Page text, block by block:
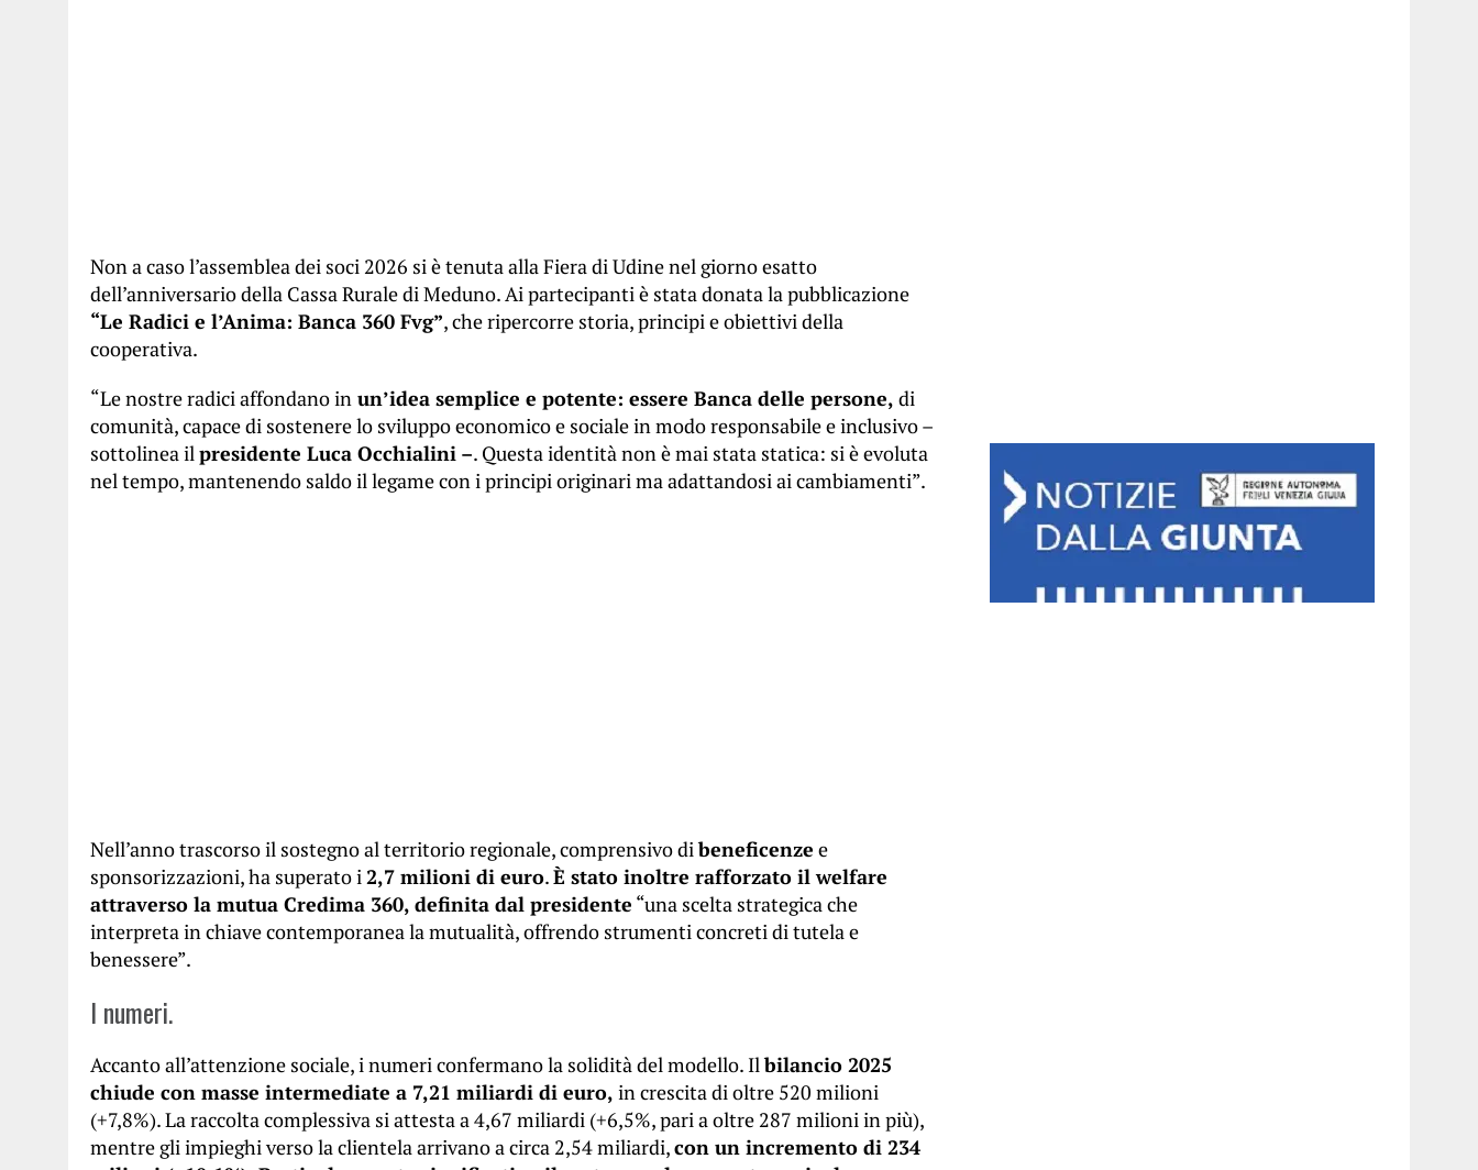
Non a caso l’assemblea dei soci 2026 si è tenuta alla Fiera di Udine nel giorno esatto
dell’anniversario della Cassa Rurale di Meduno. Ai partecipanti è stata donata la pubblicazione
“Le Radici e l’Anima: Banca 360 Fvg”, che ripercorre storia, principi e obiettivi della
cooperativa.
“Le nostre radici affondano in un’idea semplice e potente: essere Banca delle persone, di
comunità, capace di sostenere lo sviluppo economico e sociale in modo responsabile e inclusivo –
sottolinea ilpresidente Luca Occhialini –. Questa identità non è mai stata statica: si è evoluta
nel tempo, mantenendo saldo il legame con i principi originari ma adattandosi ai cambiamenti”.
Nell’anno trascorso il sostegno al territorio regionale, comprensivo dibeneficenze e
sponsorizzazioni, ha superato i2,7 milioni di euro.È stato inoltre rafforzato il welfare
attraverso la mutua Credima 360, definita dal presidente “una scelta strategica che
interpreta in chiave contemporanea la mutualità, offrendo strumenti concreti di tutela e
benessere”.
I numeri.
Accanto all’attenzione sociale, i numeri confermano la solidità del modello. Ilbilancio 2025
chiude con masse intermediate a 7,21 miliardi di euro, in crescita di oltre 520 milioni
(+7,8%). La raccolta complessiva si attesta a 4,67 miliardi (+6,5%, pari a oltre 287 milioni in più),
mentre gli impieghi verso la clientela arrivano a circa 2,54 miliardi,con un incremento di 234